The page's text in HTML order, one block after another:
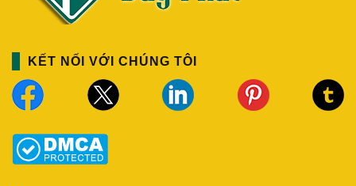
KẾT NỐI VỚI CHÚNG TÔI